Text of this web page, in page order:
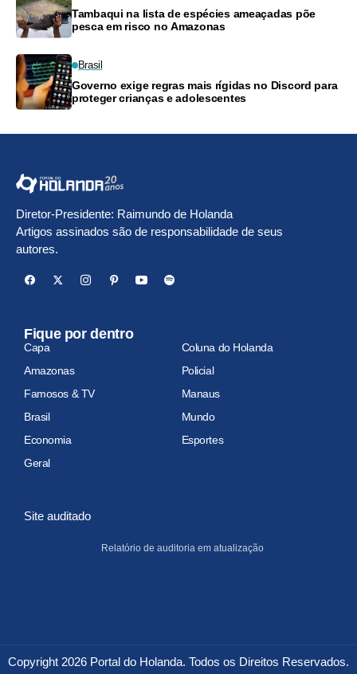
Tambaqui na lista de espécies ameaçadas põe
pesca em risco no Amazonas
Brasil
Governo exige regras mais rígidas no Discord para
proteger crianças e adolescentes
Diretor-Presidente: Raimundo de Holanda
Artigos assinados são de responsabilidade de seus
autores.
Fique por dentro
Capa
Coluna do Holanda
Amazonas
Policial
Famosos & TV
Manaus
Brasil
Mundo
Economia
Esportes
Geral
Site auditado
Relatório de auditoria em atualização
Copyright 2026 Portal do Holanda. Todos os Direitos Reservados.